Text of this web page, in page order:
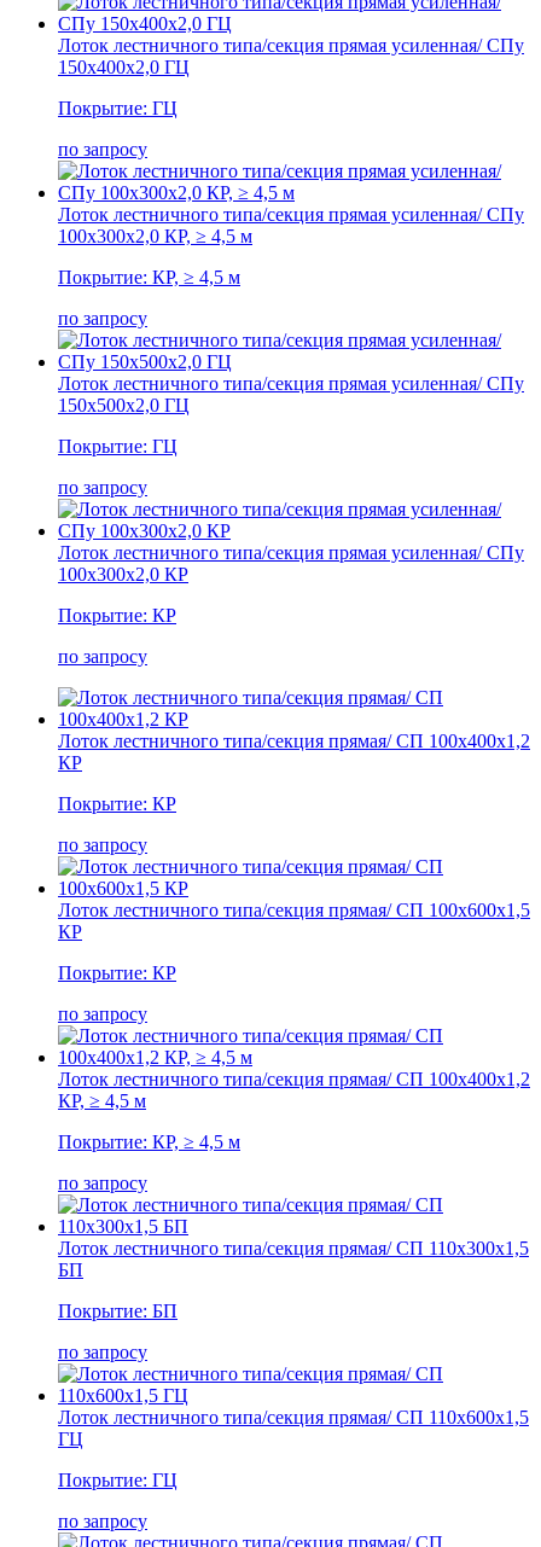
Лоток лестничного типа/секция прямая усиленная/ СПу
150х400х2,0 ГЦ
Покрытие: ГЦ
по запросу
Лоток лестничного типа/секция прямая усиленная/ СПу
100х300х2,0 КР, ≥ 4,5 м
Покрытие: КР, ≥ 4,5 м
по запросу
Лоток лестничного типа/секция прямая усиленная/ СПу
150х500х2,0 ГЦ
Покрытие: ГЦ
по запросу
Лоток лестничного типа/секция прямая усиленная/ СПу
100х300х2,0 КР
Покрытие: КР
по запросу
Лоток лестничного типа/секция прямая/ СП 100х400х1,2
КР
Покрытие: КР
по запросу
Лоток лестничного типа/секция прямая/ СП 100х600х1,5
КР
Покрытие: КР
по запросу
Лоток лестничного типа/секция прямая/ СП 100х400х1,2
КР, ≥ 4,5 м
Покрытие: КР, ≥ 4,5 м
по запросу
Лоток лестничного типа/секция прямая/ СП 110х300х1,5
БП
Покрытие: БП
по запросу
Лоток лестничного типа/секция прямая/ СП 110х600х1,5
ГЦ
Покрытие: ГЦ
по запросу